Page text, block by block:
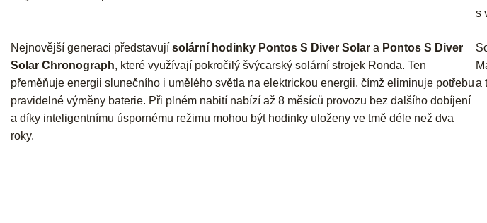
s
Nejnovější generaci představují solární hodinky Pontos S Diver Solar a Pontos S Diver
Solar Chronograph, které využívají pokročilý švýcarský solární strojek Ronda. Ten
přeměňuje energii slunečního i umělého světla na elektrickou energii, čímž eliminuje potřebu
pravidelné výměny baterie. Při plném nabití nabízí až 8 měsíců provozu bez dalšího dobíjení
a díky inteligentnímu úspornému režimu mohou být hodinky uloženy ve tmě déle než dva
roky.
a